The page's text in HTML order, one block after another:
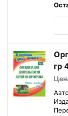
гр